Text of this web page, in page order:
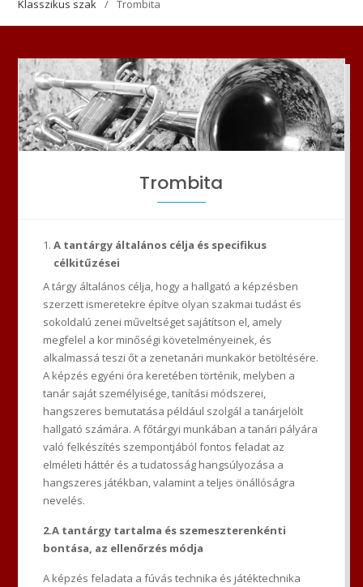
Klasszikus szak
Trombita
Trombita
A tantárgy általános célja és specifikus
célkitűzései
A tárgy általános célja, hogy a hallgató a képzésben
szerzett ismeretekre építve olyan szakmai tudást és
sokoldalú zenei műveltséget sajátítson el, amely
megfelel a kor minőségi követelményeinek, és
alkalmassá teszi őt a zenetanári munkakör betöltésére.
A képzés egyéni óra keretében történik, melyben a
tanár saját személyisége, tanítási módszerei,
hangszeres bemutatása például szolgál a tanárjelölt
hallgató számára. A főtárgyi munkában a tanári pályára
való felkészítés szempontjából fontos feladat az
elméleti háttér és a tudatosság hangsúlyozása a
hangszeres játékban, valamint a teljes önállóságra
nevelés.
2.A tantárgy tartalma és szemeszterenkénti
bontása, az ellenőrzés módja
A képzés feladata a fúvás technika és játéktechnika